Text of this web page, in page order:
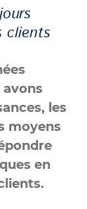
clients
avons
les
moyens
en